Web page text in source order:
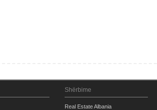
Shërbime
Real Estate Albania